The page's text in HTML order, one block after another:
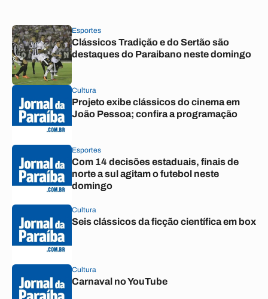
Esportes
Clássicos Tradição e do Sertão são
destaques do Paraibano neste domingo
Cultura
Projeto exibe clássicos do cinema em
João Pessoa; confira a programação
Esportes
Com 14 decisões estaduais, finais de
norte a sul agitam o futebol neste
domingo
Cultura
Seis clássicos da ficção científica em box
Cultura
Carnaval no YouTube